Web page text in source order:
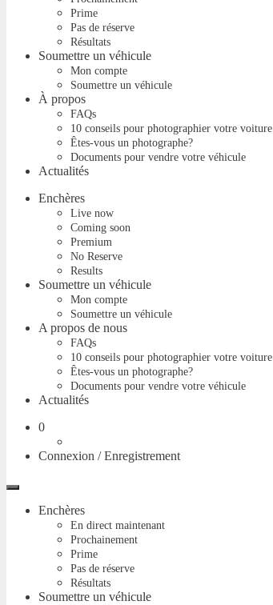
Prime
Pas de réserve
Résultats
Soumettre un véhicule
Mon compte
Soumettre un véhicule
À propos
FAQs
10 conseils pour photographier votre voiture
Êtes-vous un photographe?
Documents pour vendre votre véhicule
Actualités
Enchères
Live now
Coming soon
Premium
No Reserve
Results
Soumettre un véhicule
Mon compte
Soumettre un véhicule
A propos de nous
FAQs
10 conseils pour photographier votre voiture
Êtes-vous un photographe?
Documents pour vendre votre véhicule
Actualités
Panier
0
Connexion / Enregistrement
Menu
Enchères
En direct maintenant
Prochainement
Prime
Pas de réserve
Résultats
Soumettre un véhicule